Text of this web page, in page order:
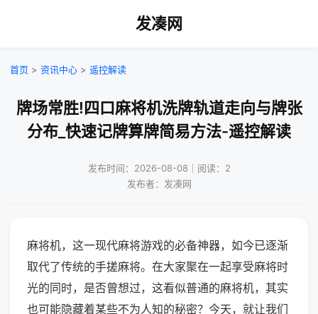
发凑网
首页 > 资讯中心 > 遥控解读
牌场常胜!四口麻将机洗牌轨道走向与牌张
分布_快速记牌算牌简易方法-遥控解读
发布时间：2026-08-08｜阅读：2
发布者：发凑网
麻将机，这一现代麻将游戏的必备神器，如今已逐渐
取代了传统的手搓麻将。在大家聚在一起享受麻将时
光的同时，是否曾想过，这看似普通的麻将机，其实
也可能隐藏着某些不为人知的秘密？今天，就让我们